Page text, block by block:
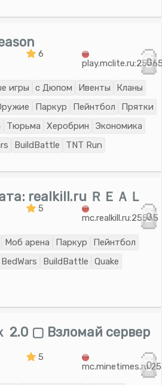
6
0
игры с Дюпом Ивенты
Кланы
Паркур Пейнтбол
Прятки
Тюрьма Херобрин
Экономика
BuildBattle TNT Run
realkill.ru ＲＥＡＬ
5
mc.realkill.ru:25565
0
Моб арена Паркур
Пейнтбол
BedWars BuildBattle
Quake
2.0 ▢ Взломай сервер
5
0